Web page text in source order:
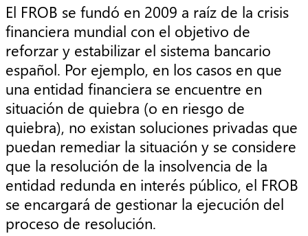
El FROB se fundó en 2009 a raíz de la crisis
financiera mundial con el objetivo de
reforzar y estabilizar el sistema bancario
español. Por ejemplo, en los casos en que
una entidad financiera se encuentre en
situación de quiebra (o en riesgo de
quiebra), no existan soluciones privadas que
puedan remediar la situación y se considere
que la resolución de la insolvencia de la
entidad redunda en interés público, el FROB
se encargará de gestionar la ejecución del
proceso de resolución.